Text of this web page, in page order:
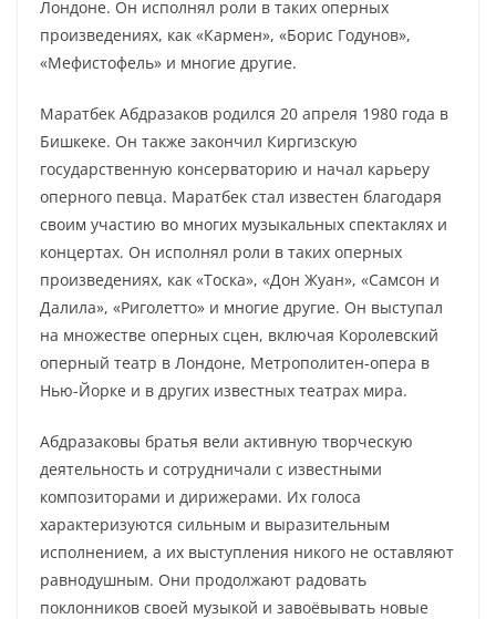
Лондоне. Он исполнял роли в таких оперных
произведениях, как «Кармен», «Борис Годунов»,
«Мефистофель» и многие другие.
Маратбек Абдразаков родился 20 апреля 1980 года в
Бишкеке. Он также закончил Киргизскую
государственную консерваторию и начал карьеру
оперного певца. Маратбек стал известен благодаря
своим участию во многих музыкальных спектаклях и
концертах. Он исполнял роли в таких оперных
произведениях, как «Тоска», «Дон Жуан», «Самсон и
Далила», «Риголетто» и многие другие. Он выступал
на множестве оперных сцен, включая Королевский
оперный театр в Лондоне, Метрополитен-опера в
Нью-Йорке и в других известных театрах мира.
Абдразаковы братья вели активную творческую
деятельность и сотрудничали с известными
композиторами и дирижерами. Их голоса
характеризуются сильным и выразительным
исполнением, а их выступления никого не оставляют
равнодушным. Они продолжают радовать
поклонников своей музыкой и завоёвывать новые